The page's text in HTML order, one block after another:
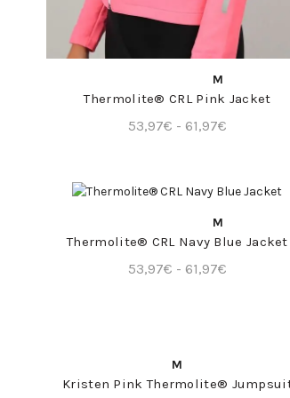
COMPRA RÁPIDA
M
Thermolite® CRL Pink Jacket
53,97€ - 61,97€Rango
desde
hasta
COMPRA RÁPIDA
M
Thermolite® CRL Navy Blue Jacket
53,97€ - 61,97€Rango
hasta
COMPRA RÁPIDA
M
Kristen Pink Thermolite®